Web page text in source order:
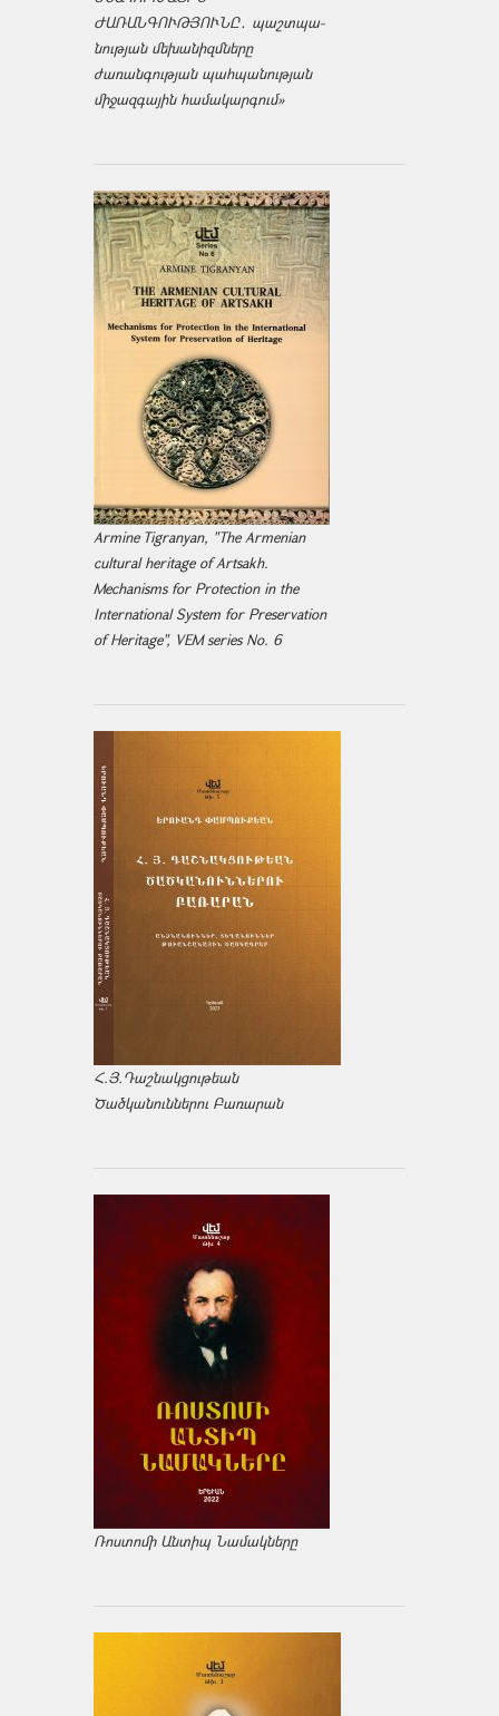
ԺԱՌԱՆԳՈՒԹՅՈՒՆԸ․ պաշտպա­
նության մեխանիզմները
ժառանգության պահպանության
միջազ­գային համակարգում»
Armine Tigranyan, "The Armenian
cultural heritage of Artsakh.
Mechanisms for Protection in the
International System for Preservation
of Heritage", VEM series No. 6
Հ.Յ.Դաշնակցութեան
Ծածկանուններու Բառարան
Ռոստոմի Անտիպ Նամակները